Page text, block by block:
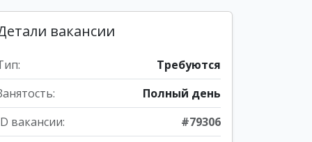
вакансии
Требуются
Полный день
вакансии:
#79306